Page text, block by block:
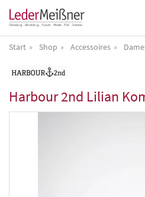
Start Shop Accessoires
Harbour 2nd Lilian